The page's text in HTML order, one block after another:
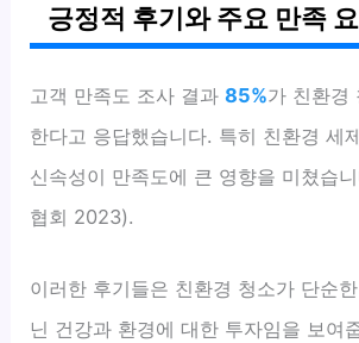
긍정적 후기와 주요 만족
고객 만족도 조사 결과85%가 친환경
한다고 응답했습니다. 특히 친환경 세
신속성이 만족도에 큰 영향을 미쳤습
협회 2023).
이러한 후기들은 친환경 청소가 단순
닌 건강과 환경에 대한 투자임을 보여